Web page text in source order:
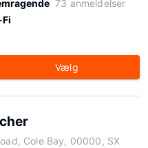
73 anmeldelser
Vælg
Cole Bay, 00000, SX